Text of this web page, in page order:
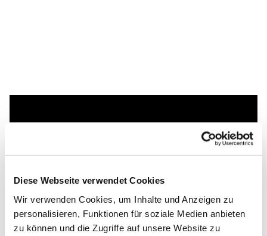
Diese Webseite verwendet Cookies
Wir verwenden Cookies, um Inhalte und Anzeigen zu
personalisieren, Funktionen für soziale Medien anbieten
zu können und die Zugriffe auf unsere Website zu
Dies könnte Sie auch
interessieren